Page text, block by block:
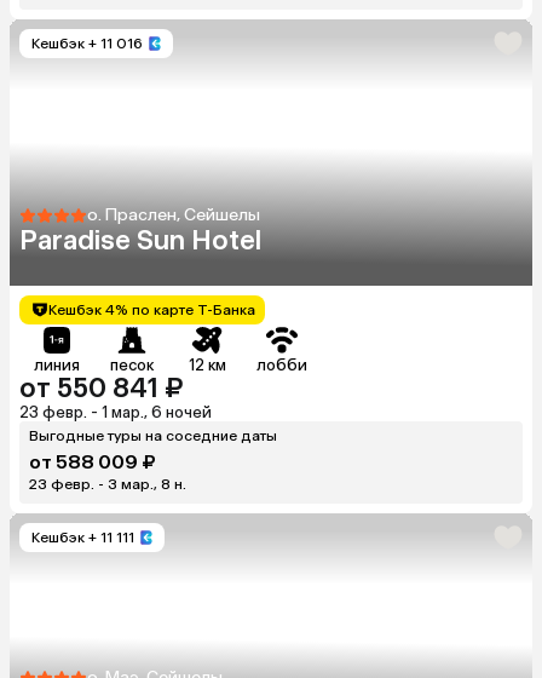
Кешбэк + 11 016
о. Праслен, Сейшелы
Paradise Sun Hotel
Кешбэк 4% по карте Т-Банка
линия песок 12 км лобби
от 550 841 ₽
23 февр. - 1 мар., 6 ночей
Выгодные туры на соседние даты
от 588 009 ₽
23 февр. - 3 мар., 8 н.
Кешбэк + 11 111